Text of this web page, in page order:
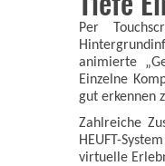
Per
animierte
Einzelne
gut erkennen
Zahlreiche
HEUFT-
virtuelle